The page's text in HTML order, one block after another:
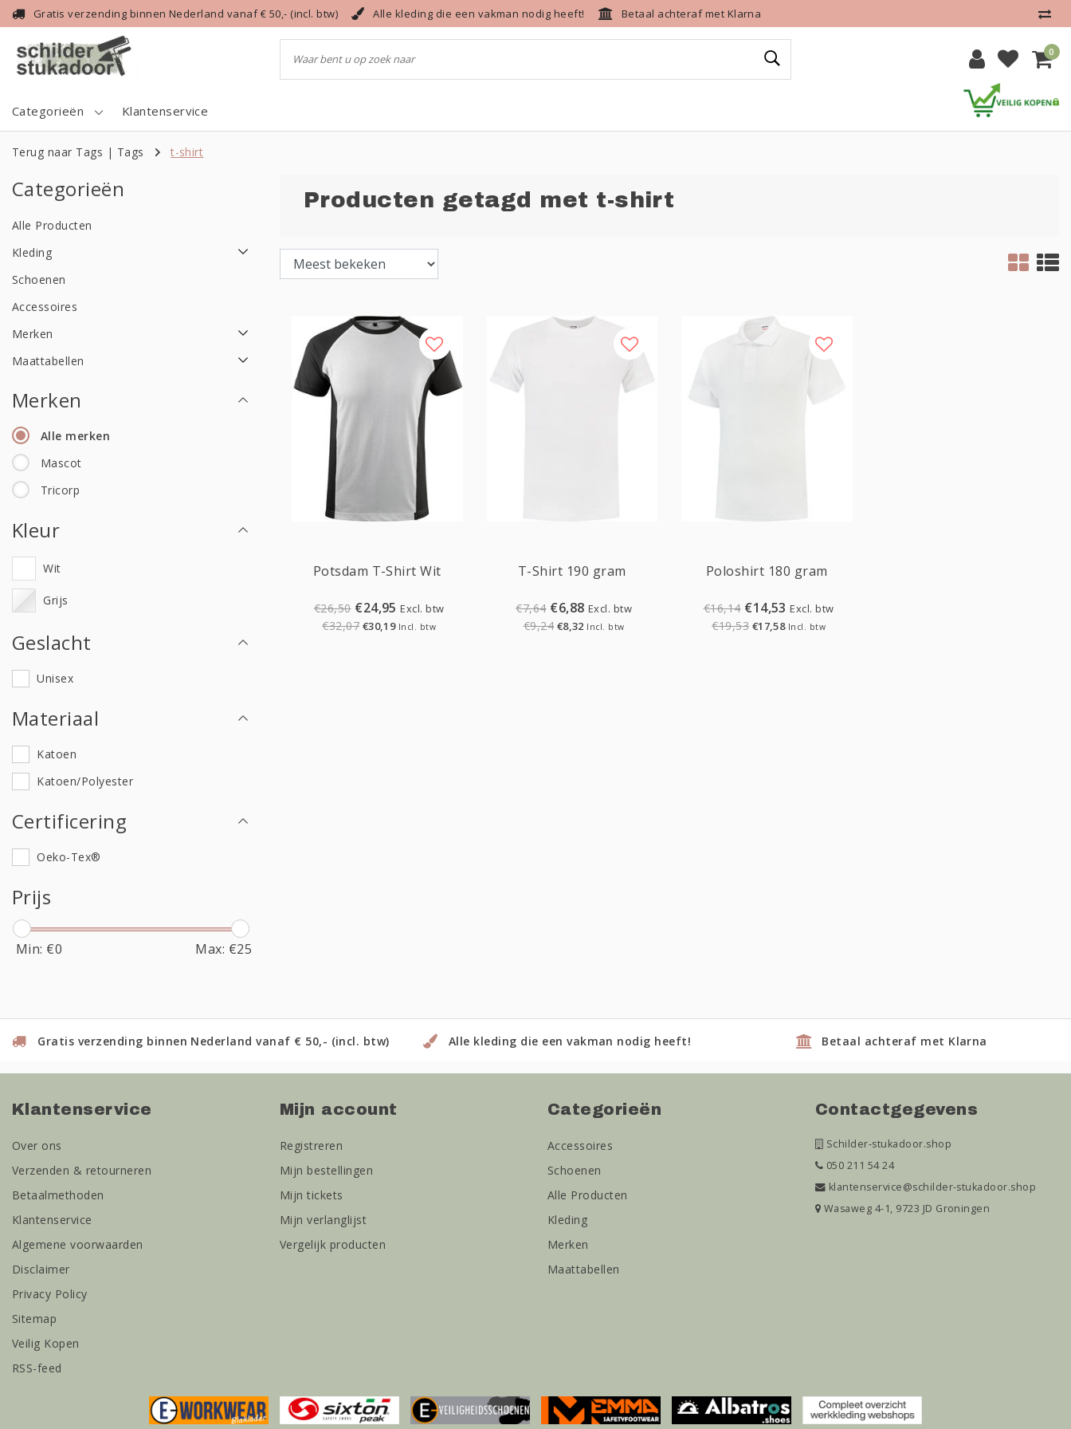
Gratis verzending binnen Nederland vanaf € 50,- (incl. btw) Alle kleding die een vakman nodig heeft! Betaal achteraf met Klarna
0
Categorieën Klantenservice
Terug naar Tags | Tags t-shirt
Categorieën
Alle Producten
Kleding
Schoenen
Accessoires
Merken
Maattabellen
Merken
Alle merken
Mascot
Tricorp
Kleur
Wit
Grijs
Geslacht
Unisex
Materiaal
Katoen
Katoen/Polyester
Certificering
Oeko-Tex®
Prijs
Min: €0 Max: €25
Producten getagd met t-shirt
Potsdam T-Shirt Wit
€26,50 €24,95 Excl. btw
€32,07 €30,19 Incl. btw
T-Shirt 190 gram
€7,64 €6,88 Excl. btw
€9,24 €8,32 Incl. btw
Poloshirt 180 gram
€16,14 €14,53 Excl. btw
€19,53 €17,58 Incl. btw
Gratis verzending binnen Nederland vanaf € 50,- (incl. btw) Alle kleding die een vakman nodig heeft! Betaal achteraf met Klarna
Klantenservice
Over ons
Verzenden & retourneren
Betaalmethoden
Klantenservice
Algemene voorwaarden
Disclaimer
Privacy Policy
Sitemap
Veilig Kopen
RSS-feed
Mijn account
Registreren
Mijn bestellingen
Mijn tickets
Mijn verlanglijst
Vergelijk producten
Categorieën
Accessoires
Schoenen
Alle Producten
Kleding
Merken
Maattabellen
Contactgegevens
Schilder-stukadoor.shop
050 211 54 24
klantenservice@schilder-stukadoor.shop
Wasaweg 4-1, 9723 JD Groningen